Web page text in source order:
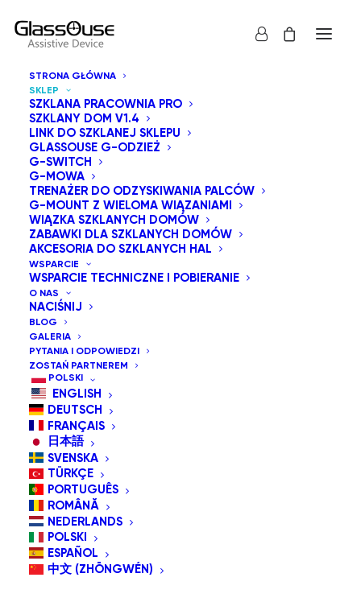
STRONA GŁÓWNA
SKLEP
SZKLANA PRACOWNIA PRO
SZKLANY DOM V1.4
LINK DO SZKLANEJ SKLEPU
GLASSOUSE G-ODZIEŻ
G-SWITCH
G-MOWA
TRENAŻER DO ODZYSKIWANIA PALCÓW
G-MOUNT Z WIELOMA WIĄZANIAMI
WIĄZKA SZKLANYCH DOMÓW
ZABAWKI DLA SZKLANYCH DOMÓW
AKCESORIA DO SZKLANYCH HAL
WSPARCIE
WSPARCIE TECHNICZNE I POBIERANIE
O NAS
NACIŚNIJ
BLOG
GALERIA
PYTANIA I ODPOWIEDZI
ZOSTAŃ PARTNEREM
POLSKI
ENGLISH
DEUTSCH
FRANÇAIS
日本語
SVENSKA
TÜRKÇE
PORTUGUÊS
ROMÂNĂ
NEDERLANDS
POLSKI
ESPAÑOL
中文 (ZHŌNGWÉN)
Pokaż wszystko
Urządzenia wspomagające GlassOuse
GlassOuse G-Odzież
G-switch
Wiązka szklanych domów
Zabawki dla szklanych Domów
Akcesoria do szklanych hal
Sortuj po cenie od najniższej
Sortuj po cenie od najwyższej